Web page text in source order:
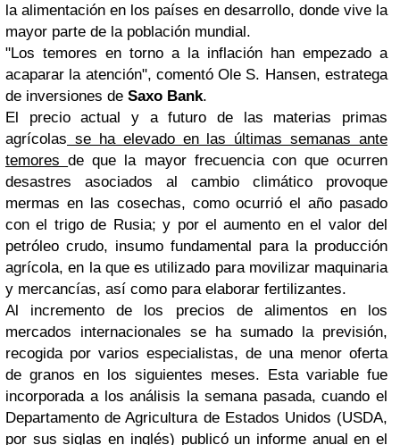
la alimentación en los países en desarrollo, donde vive la
mayor parte de la población mundial.
"Los temores en torno a la inflación han empezado a
acaparar la atención", comentó Ole S. Hansen, estratega
de inversiones de Saxo Bank.
El precio actual y a futuro de las materias primas
agrícolas se ha elevado en las últimas semanas ante
temoresde que la mayor frecuencia con que ocurren
desastres asociados al cambio climático provoque
mermas en las cosechas, como ocurrió el año pasado
con el trigo de Rusia; y por el aumento en el valor del
petróleo crudo, insumo fundamental para la producción
agrícola, en la que es utilizado para movilizar maquinaria
y mercancías, así como para elaborar fertilizantes.
Al incremento de los precios de alimentos en los
mercados internacionales se ha sumado la previsión,
recogida por varios especialistas, de una menor oferta
de granos en los siguientes meses. Esta variable fue
incorporada a los análisis la semana pasada, cuando el
Departamento de Agricultura de Estados Unidos (USDA,
por sus siglas en inglés) publicó un informe anual en el